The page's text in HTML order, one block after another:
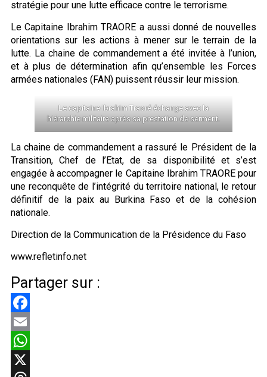
stratégie pour une lutte efficace contre le terrorisme.
Le Capitaine Ibrahim TRAORE a aussi donné de nouvelles
orientations sur les actions à mener sur le terrain de la
lutte. La chaine de commandement a été invitée à l’union,
et à plus de détermination afin qu’ensemble les Forces
armées nationales (FAN) puissent réussir leur mission.
Le capitaine Ibrahim Traoré échange avec la
hiérarchie militaire après sa prestation de serment.
La chaine de commandement a rassuré le Président de la
Transition, Chef de l’Etat, de sa disponibilité et s’est
engagée à accompagner le Capitaine Ibrahim TRAORE pour
une reconquête de l’intégrité du territoire national, le retour
définitif de la paix au Burkina Faso et de la cohésion
nationale.
Direction de la Communication de la Présidence du Faso
www.refletinfo.net
Partager sur :
Facebook
Email
WhatsApp